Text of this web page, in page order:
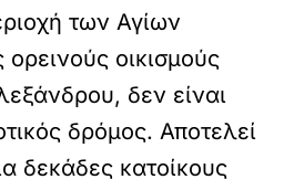
των Αγίων
οικισμούς
δεν είναι
δρόμος. Αποτελεί
δεκάδες κατοίκους